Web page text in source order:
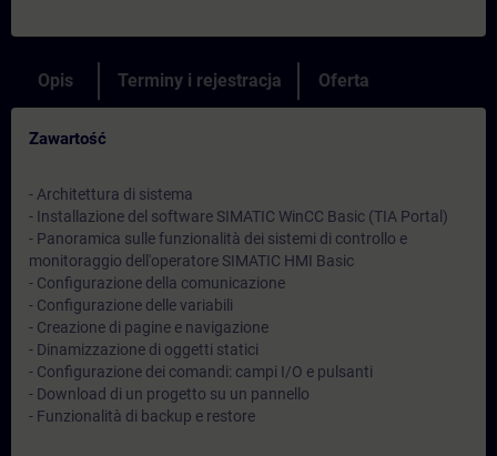
Opis Terminy i rejestracja Oferta
Zawartość
- Architettura di sistema
- Installazione del software SIMATIC WinCC Basic (TIA Portal)
- Panoramica sulle funzionalità dei sistemi di controllo e
monitoraggio dell'operatore SIMATIC HMI Basic
- Configurazione della comunicazione
- Configurazione delle variabili
- Creazione di pagine e navigazione
- Dinamizzazione di oggetti statici
- Configurazione dei comandi: campi I/O e pulsanti
- Download di un progetto su un pannello
- Funzionalità di backup e restore